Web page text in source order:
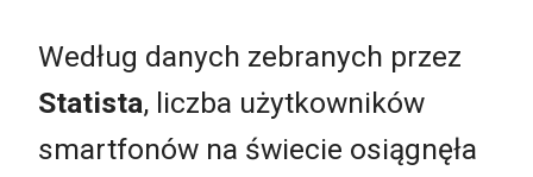
Według danych zebranych przez
Statista, liczba użytkowników
smartfonów na świecie osiągnęła